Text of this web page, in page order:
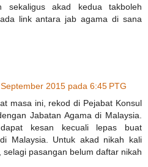
sekaligus akad kedua takboleh
link antara jab agama di sana
2015 pada 6:45 PTG
masa ini, rekod di Pejabat Konsul
Jabatan Agama di Malaysia.
kesan kecuali lepas buat
Malaysia. Untuk akad nikah kali
selagi pasangan belum daftar nikah